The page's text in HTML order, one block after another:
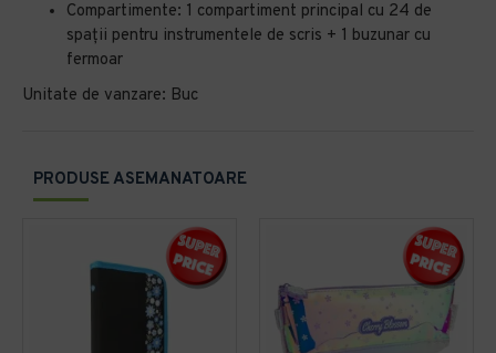
PRODUSE ASEMANATOARE
Compartimente: 1 compartiment principal cu 24 de
spații pentru instrumentele de scris + 1 buzunar cu
fermoar
Unitate de vanzare: Buc